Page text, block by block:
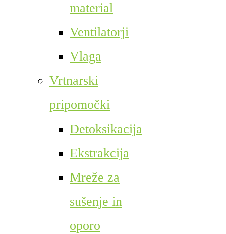
material
Ventilatorji
Vlaga
Vrtnarski
pripomočki
Detoksikacija
Ekstrakcija
Mreže za
sušenje in
oporo